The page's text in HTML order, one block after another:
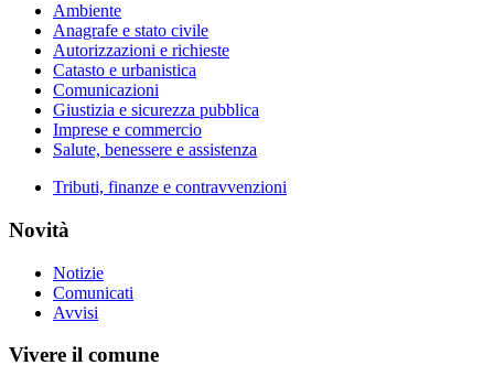
Ambiente
Anagrafe e stato civile
Autorizzazioni e richieste
Catasto e urbanistica
Comunicazioni
Giustizia e sicurezza pubblica
Imprese e commercio
Salute, benessere e assistenza
Tributi, finanze e contravvenzioni
Novità
Notizie
Comunicati
Avvisi
Vivere il comune